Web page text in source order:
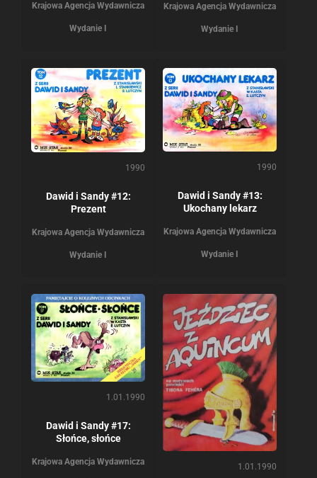
Krajowa Agencja Wydawnicza
Wydanie I
Krajowa Agencja Wydawnicza
Wydanie I
1990
Dawid i Sandy #12:
Prezent
Krajowa Agencja Wydawnicza
Wydanie I
1990
Dawid i Sandy #13:
Ukochany lekarz
Krajowa Agencja Wydawnicza
Wydanie I
1.01.1990
Dawid i Sandy #17:
Słońce, słońce
Krajowa Agencja Wydawnicza
1.01.1990